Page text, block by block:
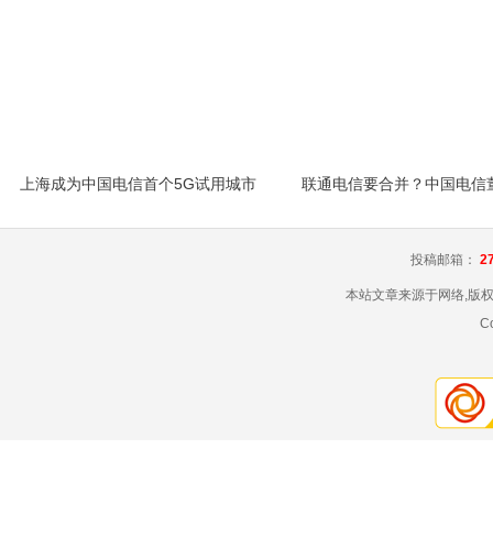
上海成为中国电信首个5G试用城市
投稿邮箱：
本站文章来源于网络,版